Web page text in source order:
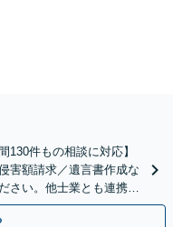
130件もの相談に対応】
害額請求／遺言書作成な
さい。他士業とも連携
土日祝対応可】